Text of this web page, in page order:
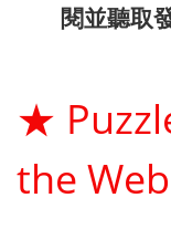
閱並聽取
★
the Web